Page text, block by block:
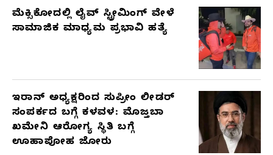
ಮೆಕ್ಸಿಕೋದಲ್ಲಿ ಲೈವ್ ಸ್ಟ್ರೀಮಿಂಗ್ ವೇಳೆ
ಸಾಮಾಜಿಕ ಮಾಧ್ಯಮ ಪ್ರಭಾವಿ ಹತ್ಯೆ
ಇರಾನ್ ಅಧ್ಯಕ್ಷರಿಂದ ಸುಪ್ರೀಂ ಲೀಡರ್
ಸಂಪರ್ಕದ ಬಗ್ಗೆ ಕಳವಳ: ಮೊಜ್ತಬಾ
ಖಮೇನಿ ಆರೋಗ್ಯ ಸ್ಥಿತಿ ಬಗ್ಗೆ
ಊಹಾಪೋಹ ಜೋರು